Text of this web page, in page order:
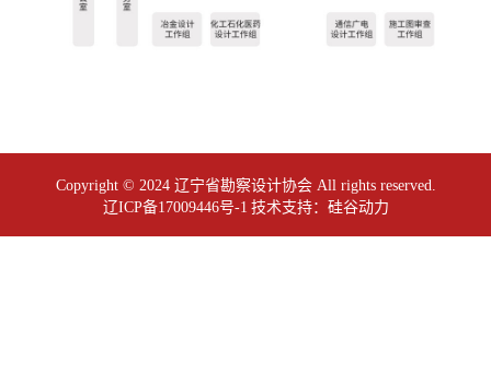
Copyright © 2024 辽宁省勘察设计协会 All rights reserved.
辽ICP备17009446号-1 技术支持： 硅谷动力